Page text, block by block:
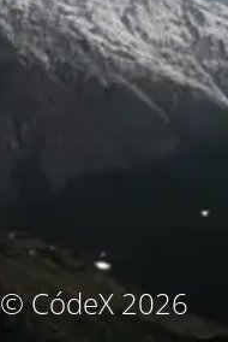
© CódeX 2026